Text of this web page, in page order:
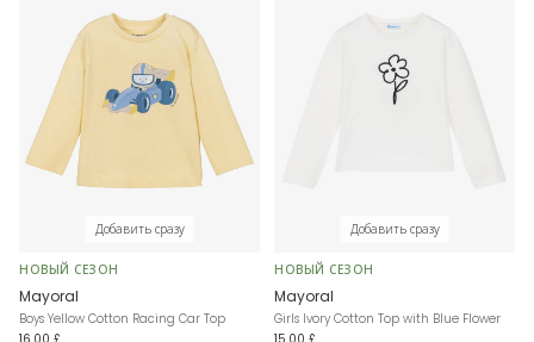
Добавить сразу
НОВЫЙ СЕЗОН
Mayoral
Boys Yellow Cotton Racing Car Top
16,00 £
Добавить сразу
НОВЫЙ СЕЗОН
Mayoral
Girls Ivory Cotton Top with Blue Flower
15,00 £